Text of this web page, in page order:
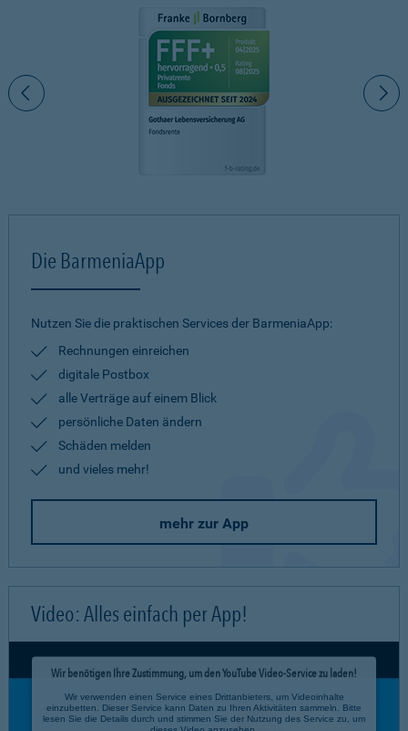
Die BarmeniaApp
Nutzen Sie die praktischen Services der BarmeniaApp:
Rechnungen einreichen
digitale Postbox
alle Verträge auf einem Blick
persönliche Daten ändern
Schäden melden
und vieles mehr!
mehr zur App
Video: Alles einfach per App!
Wir benötigen Ihre Zustimmung, um den YouTube Video-Service zu laden!
Wir verwenden einen Service eines Drittanbieters, um Videoinhalte
einzubetten. Dieser Service kann Daten zu Ihren Aktivitäten sammeln. Bitte
lesen Sie die Details durch und stimmen Sie der Nutzung des Service zu, um